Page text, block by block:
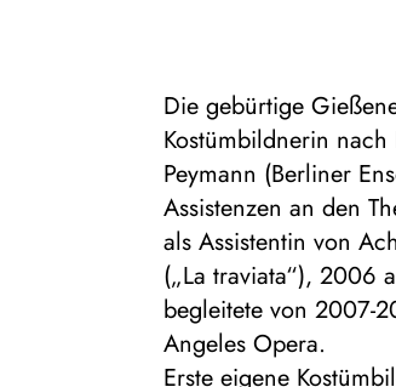
Die gebürtige
Kostümbildnerin
Peymann (Berliner
Assistenzen an den
als Assistentin von
(„La traviata“), 2006
begleitete von 2007-
Angeles Opera.
Erste eigene